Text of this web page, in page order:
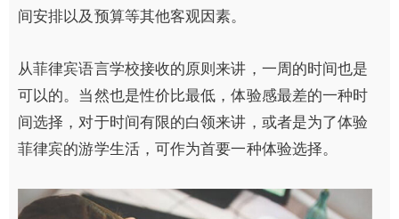
间安排以及预算等其他客观因素。
从菲律宾语言学校接收的原则来讲，一周的时间也是
可以的。当然也是性价比最低，体验感最差的一种时
间选择，对于时间有限的白领来讲，或者是为了体验
菲律宾的游学生活，可作为首要一种体验选择。